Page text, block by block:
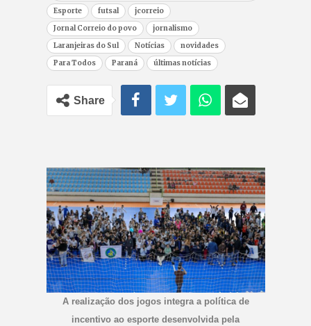
Esporte
futsal
jcorreio
Jornal Correio do povo
jornalismo
Laranjeiras do Sul
Notícias
novidades
Para Todos
Paraná últimas notícias
Share
A realização dos jogos integra a política de
incentivo ao esporte desenvolvida pela